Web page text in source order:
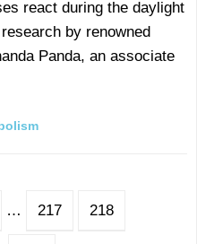
react during the daylight
by renowned
Panda, an associate
… 217 218